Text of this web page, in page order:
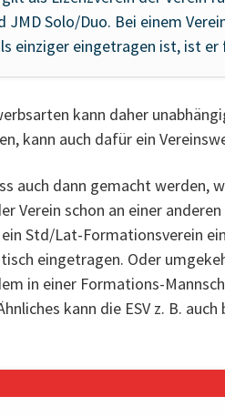
JMD Solo/Duo. Bei einem
einziger eingetragen ist, ist er
kann daher
kann auch dafür ein
auch dann gemacht werden,
Verein schon an einer
Std/Lat-Formationsverein
eingetragen. Oder
in einer Formations-
kann die ESV z. B.